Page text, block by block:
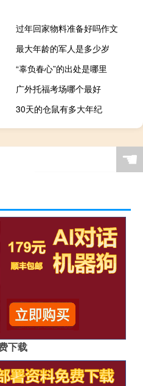
过年回家物料准备好吗作文
最大年龄的军人是多少岁
“辜负春心”的出处是哪里
广外托福考场哪个最好
30天的仓鼠有多大年纪
☚
下载